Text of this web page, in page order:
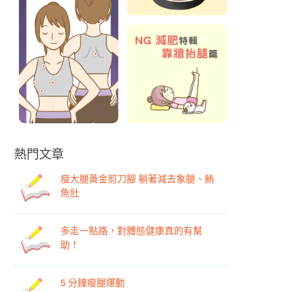
熱門文章
瘦大腿黃金剪刀腳 躺著減去象腿、鮪
魚肚
多走一點路，對體態健康真的有幫
助！
5 分鐘瘦腿運動